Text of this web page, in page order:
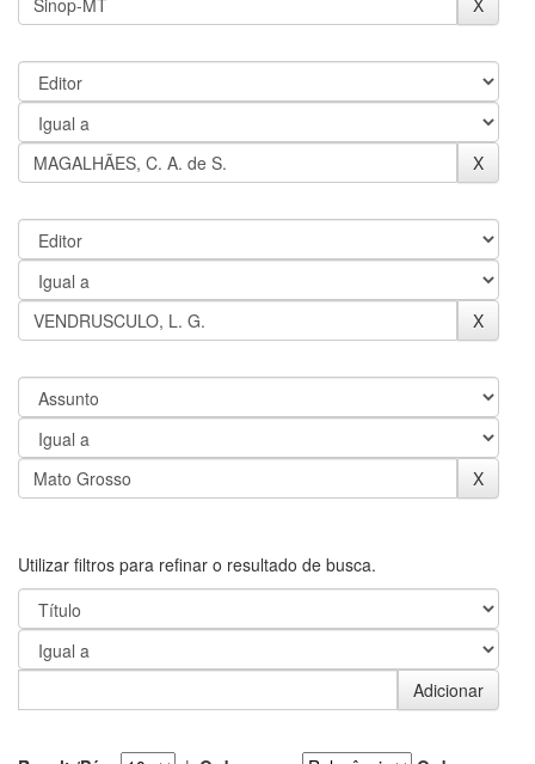
Utilizar filtros para refinar o resultado de busca.